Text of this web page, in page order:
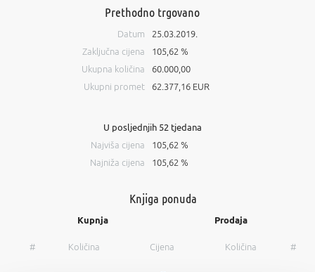
Prethodno trgovano
Datum
25.03.2019.
Zaključna cijena
105,62 %
Ukupna količina
60.000,00
Ukupni promet
62.377,16 EUR
U posljednjih 52 tjedana
Najviša cijena
105,62 %
Najniža cijena
105,62 %
Knjiga ponuda
Kupnja Prodaja
# Količina Cijena Količina #